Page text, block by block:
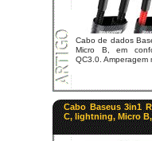
Cabo de dados
Micro B, em
QC3.0. Amperagem
Cabo Baseus 3in1
C, lightning, Micro